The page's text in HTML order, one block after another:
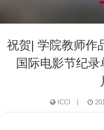
祝贺| 学院教师作
国际电影节纪
ICCI